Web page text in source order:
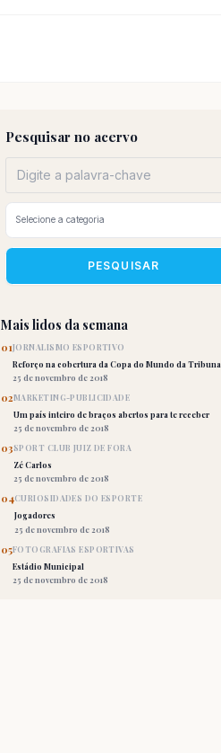
Pesquisar no acervo
PESQUISAR
Mais lidos da semana
01JORNALISMO ESPORTIVO
Reforço na cobertura da Copa do Mundo da Tribuna
25 de novembro de 2018
02MARKETING-PUBLICIDADE
Um país inteiro de braços abertos para te receber
25 de novembro de 2018
03SPORT CLUB JUIZ DE FORA
Zé Carlos
25 de novembro de 2018
04CURIOSIDADES DO ESPORTE
Jogadores
25 de novembro de 2018
05FOTOGRAFIAS ESPORTIVAS
Estádio Municipal
25 de novembro de 2018